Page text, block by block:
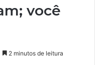
você
2 minutos de leitura